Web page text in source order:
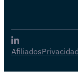
AfiliadosPrivacidad